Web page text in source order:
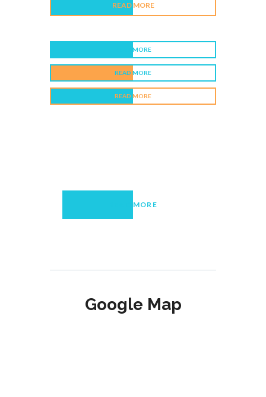
READ MORE
READ MORE
READ MORE
READ MORE
READ MORE
Google Map